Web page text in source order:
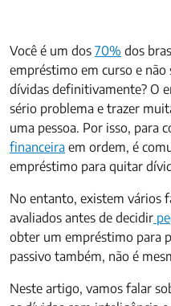
Você é um dos 70% dos
empréstimo em curso e
dívidas definitivamente? O
sério problema e trazer
uma pessoa. Por isso, para
financeira em ordem, é
empréstimo para quitar
No entanto, existem vários
avaliados antes de decidir
obter um empréstimo para
passivo também, não é
Neste artigo, vamos falar